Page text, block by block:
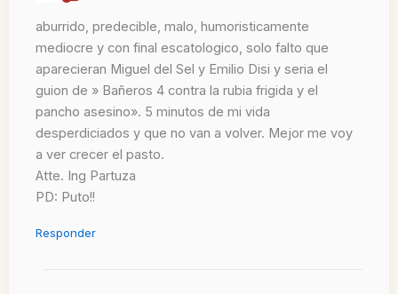
aburrido, predecible, malo, humoristicamente
mediocre y con final escatologico, solo falto que
aparecieran Miguel del Sel y Emilio Disi y seria el
guion de » Bañeros 4 contra la rubia frigida y el
pancho asesino». 5 minutos de mi vida
desperdiciados y que no van a volver. Mejor me voy
a ver crecer el pasto.
Atte. Ing Partuza
PD: Puto!!
Responder